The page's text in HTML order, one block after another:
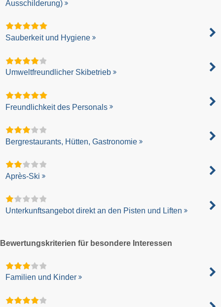
Ausschilderung)
Sauberkeit und Hygiene
Umweltfreundlicher Skibetrieb
Freundlichkeit des Personals
Bergrestaurants, Hütten, Gastronomie
Après-Ski
Unterkunftsangebot direkt an den Pisten und Liften
Bewertungskriterien für besondere Interessen
Familien und Kinder